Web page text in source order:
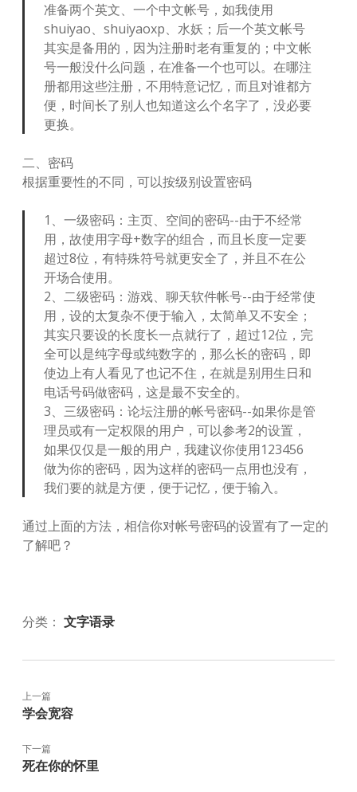
准备两个英文、一个中文帐号，如我使用
shuiyao、shuiyaoxp、水妖；后一个英文帐号
其实是备用的，因为注册时老有重复的；中文帐
号一般没什么问题，在准备一个也可以。在哪注
册都用这些注册，不用特意记忆，而且对谁都方
便，时间长了别人也知道这么个名字了，没必要
更换。
二、密码
根据重要性的不同，可以按级别设置密码
1、一级密码：主页、空间的密码--由于不经常
用，故使用字母+数字的组合，而且长度一定要
超过8位，有特殊符号就更安全了，并且不在公
开场合使用。
2、二级密码：游戏、聊天软件帐号--由于经常使
用，设的太复杂不便于输入，太简单又不安全；
其实只要设的长度长一点就行了，超过12位，完
全可以是纯字母或纯数字的，那么长的密码，即
使边上有人看见了也记不住，在就是别用生日和
电话号码做密码，这是最不安全的。
3、三级密码：论坛注册的帐号密码--如果你是管
理员或有一定权限的用户，可以参考2的设置，
如果仅仅是一般的用户，我建议你使用123456
做为你的密码，因为这样的密码一点用也没有，
我们要的就是方便，便于记忆，便于输入。
通过上面的方法，相信你对帐号密码的设置有了一定的
了解吧？
分类： 文字语录
上一篇
学会宽容
下一篇
死在你的怀里